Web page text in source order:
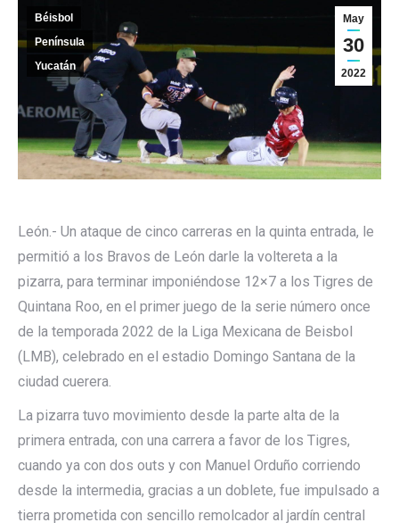
May
30
2022
Béisbol
Península
Yucatán
León.- Un ataque de cinco carreras en la quinta entrada, le
permitió a los Bravos de León darle la voltereta a la
pizarra, para terminar imponiéndose 12×7 a los Tigres de
Quintana Roo, en el primer juego de la serie número once
de la temporada 2022 de la Liga Mexicana de Beisbol
(LMB), celebrado en el estadio Domingo Santana de la
ciudad cuerera.
La pizarra tuvo movimiento desde la parte alta de la
primera entrada, con una carrera a favor de los Tigres,
cuando ya con dos outs y con Manuel Orduño corriendo
desde la intermedia, gracias a un doblete, fue impulsado a
tierra prometida con sencillo remolcador al jardín central